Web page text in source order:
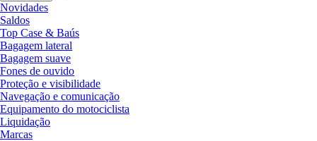
Novidades
Saldos
Top Case & Baús
Bagagem lateral
Bagagem suave
Fones de ouvido
Proteção e visibilidade
Navegação e comunicação
Equipamento do motociclista
Liquidação
Marcas